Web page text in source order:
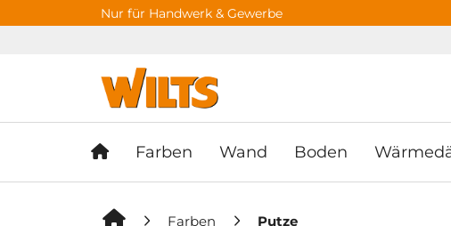
Springe zu Hauptinhalt Springe zum Header
Nur für Handwerk & Gewerbe
Farben Wand Boden
Farben Putze